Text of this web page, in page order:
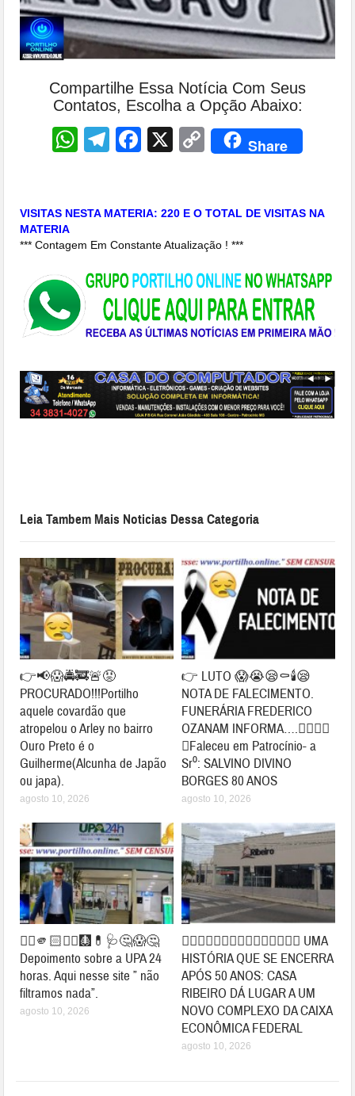
Compartilhe Essa Notícia Com Seus
Contatos, Escolha a Opção Abaixo:
WhatsApp
Telegram
Facebook
X CopyShare
VISITAS NESTA MATERIA: 220 E O TOTAL DE VISITAS NA
MATERIA
*** Contagem Em Constante Atualização ! ***
Leia Tambem Mais Noticias Dessa Categoria
👉📢😱🚔🚒🚨😡
PROCURADO!!!Portilho
aquele covardão que
atropelou o Arley no bairro
Ouro Preto é o
Guilherme(Alcunha de Japão
ou japa).
agosto 10, 2026
👉 LUTO 😱😭😪⚰🕯😪
NOTA DE FALECIMENTO.
FUNERÁRIA FREDERICO
OZANAM INFORMA….👉🏻😱😥
😓Faleceu em Patrocínio- a
Sr⁰: SALVINO DIVINO
BORGES 80 ANOS
agosto 10, 2026
👉🏻🫵🏻✍🏻🩻💊🩺🤔😱🤔
Depoimento sobre a UPA 24
horas. Aqui nesse site ” não
filtramos nada”.
agosto 10, 2026
👉🏻🚧🙌🏻👍🏻🤝👏🏻👏🏻👏🏻🏦 UMA
HISTÓRIA QUE SE ENCERRA
APÓS 50 ANOS: CASA
RIBEIRO DÁ LUGAR A UM
NOVO COMPLEXO DA CAIXA
ECONÔMICA FEDERAL
agosto 10, 2026